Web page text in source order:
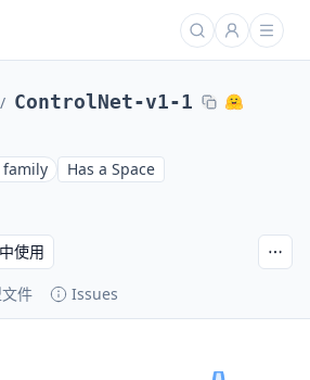
/ ControlNet-v1-1
family
Has a Space
件 Issues
使用